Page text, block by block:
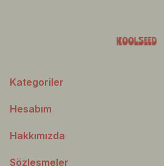
Kategoriler
Hesabım
Hakkımızda
Sözleşmeler